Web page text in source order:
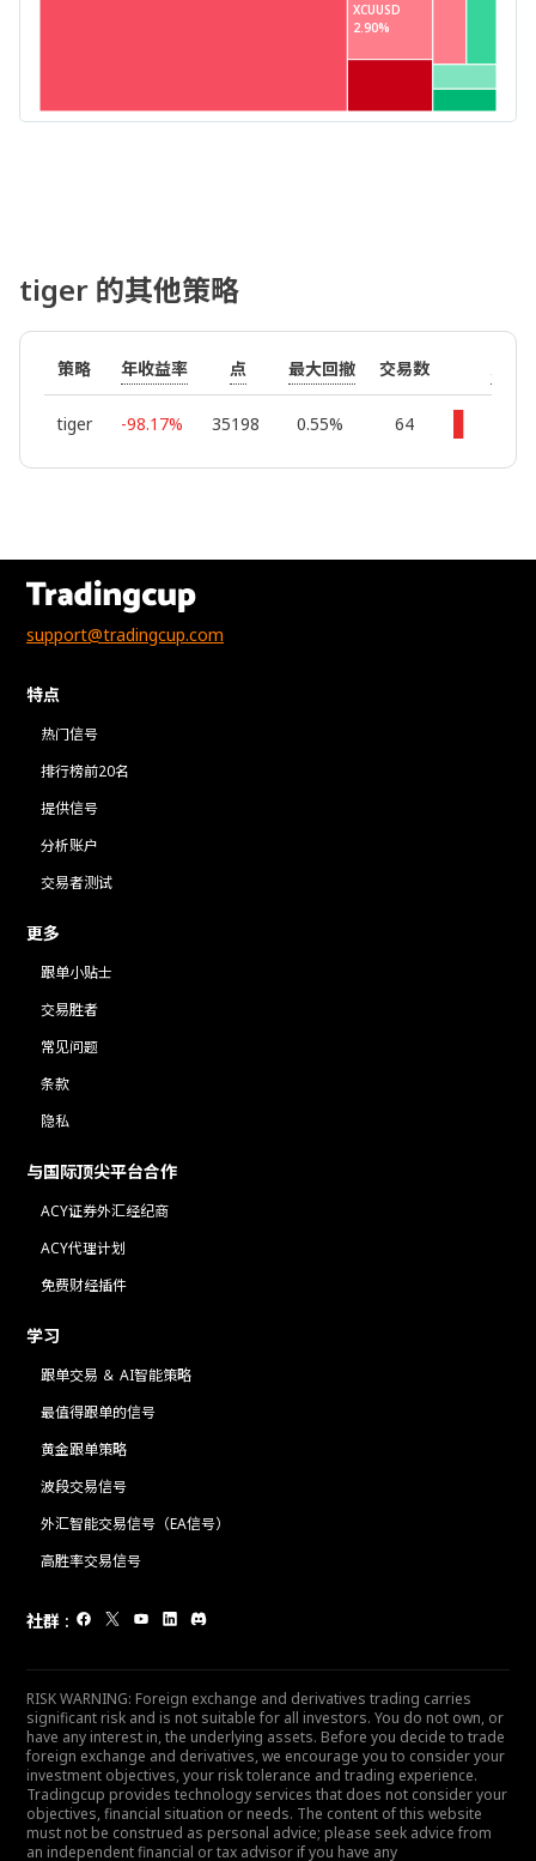
XCUUSD
2.90%
tiger 的其他策略
策略 年收益率 点 最大回撤 交易数
tiger -98.17% 35198 0.55% 64
support@tradingcup.com
特点
热门信号
排行榜前20名
提供信号
分析账户
交易者测试
更多
跟单小贴士
交易胜者
常见问题
条款
隐私
与国际顶尖平台合作
ACY证券外汇经纪商
ACY代理计划
免费财经插件
学习
跟单交易 ＆ AI智能策略
最值得跟单的信号
黄金跟单策略
波段交易信号
外汇智能交易信号（EA信号）
高胜率交易信号
社群 :
RISK WARNING: Foreign exchange and derivatives trading carries
significant risk and is not suitable for all investors. You do not own, or
have any interest in, the underlying assets. Before you decide to trade
foreign exchange and derivatives, we encourage you to consider your
investment objectives, your risk tolerance and trading experience.
Tradingcup provides technology services that does not consider your
objectives, financial situation or needs. The content of this website
must not be construed as personal advice; please seek advice from
an independent financial or tax advisor if you have any